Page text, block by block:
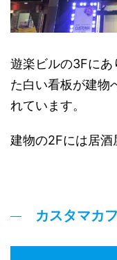
遊楽ビルの3Fにあ
た白い看板が建物
れています。
建物の2Fには居酒
カスタマカ